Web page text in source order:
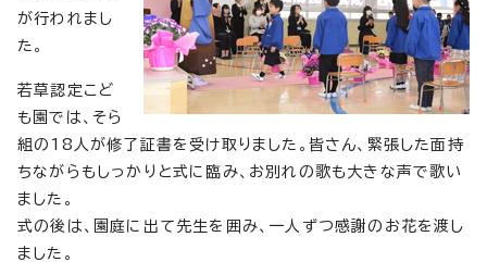
が行われまし
た。
若草認定こど
も園では、そら
組の18人が修了証書を受け取りました。皆さん、緊張した面持
ちながらもしっかりと式に臨み、お別れの歌も大きな声で歌い
ました。
式の後は、園庭に出て先生を囲み、一人ずつ感謝のお花を渡し
ました。